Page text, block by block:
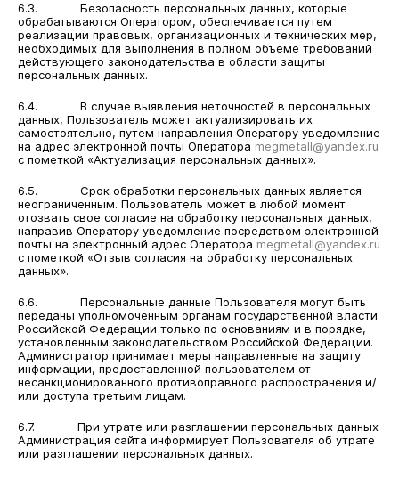
6.3. Безопасность персональных данных, которые
обрабатываются Оператором, обеспечивается путем
реализации правовых, организационных и технических мер,
необходимых для выполнения в полном объеме требований
действующего законодательства в области защиты
персональных данных.
6.4. В случае выявления неточностей в персональных
данных, Пользователь может актуализировать их
самостоятельно, путем направления Оператору уведомление
на адрес электронной почты Оператора megmetall@yandex.ru
с пометкой «Актуализация персональных данных».
6.5. Срок обработки персональных данных является
неограниченным. Пользователь может в любой момент
отозвать свое согласие на обработку персональных данных,
направив Оператору уведомление посредством электронной
почты на электронный адрес Оператора megmetall@yandex.ru
с пометкой «Отзыв согласия на обработку персональных
данных».
6.6. Персональные данные Пользователя могут быть
переданы уполномоченным органам государственной власти
Российской Федерации только по основаниям и в порядке,
установленным законодательством Российской Федерации.
Администратор принимает меры направленные на защиту
информации, предоставленной пользователем от
несанкционированного противоправного распространения и/
или доступа третьим лицам.
6.7. При утрате или разглашении персональных данных
Администрация сайта информирует Пользователя об утрате
или разглашении персональных данных.